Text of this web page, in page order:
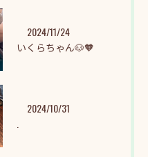
2024/11/24
いくらちゃん🐶🧡
2024/10/31